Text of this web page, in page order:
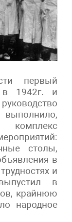
первый
в 1942г. и
столы,
в
и
в
крайнюю
народное